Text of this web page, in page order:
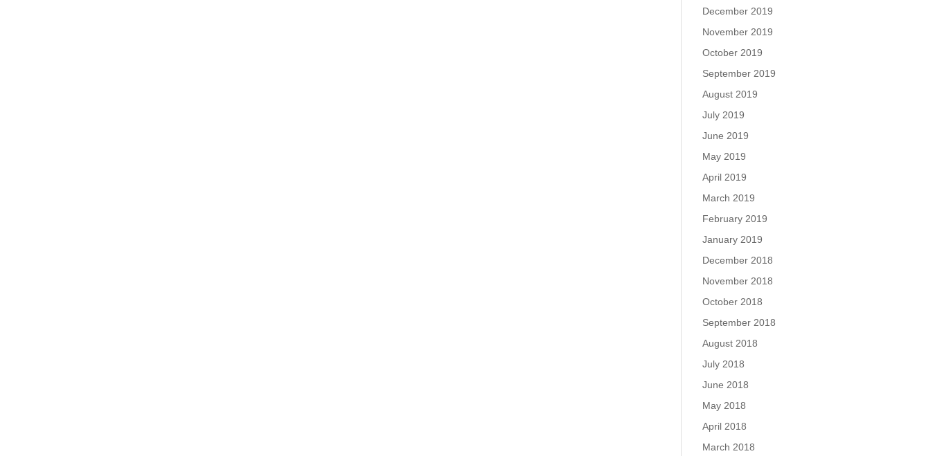
December 2019
November 2019
October 2019
September 2019
August 2019
July 2019
June 2019
May 2019
April 2019
March 2019
February 2019
January 2019
December 2018
November 2018
October 2018
September 2018
August 2018
July 2018
June 2018
May 2018
April 2018
March 2018